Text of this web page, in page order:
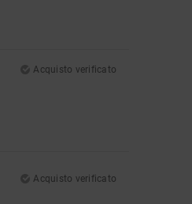
Acquisto verificato
Acquisto verificato